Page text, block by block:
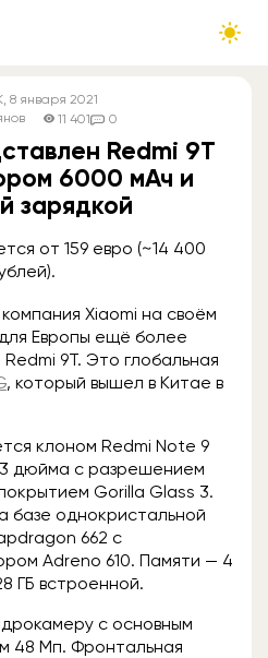
, 8 января 2021
11 401 0
Redmi 9T
6000 мАч и
зарядкой
от 159 евро (~14 400
Xiaomi на своём
Европы ещё более
9T. Это глобальная
, который вышел в Китае в
клоном Redmi Note 9
дюйма с разрешением
Gorilla Glass 3.
однокристальной
662 с
Adreno 610. Памяти — 4
ГБ встроенной.
с основным
48 Мп. Фронтальная